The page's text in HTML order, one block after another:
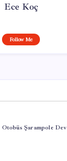
Ece Koç
Follow Me
Otobüs Şarampole